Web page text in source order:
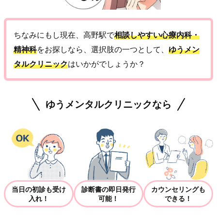
ちなみにもし現在、高野駅で相談しやすい心療内科・
精神科をお探しなら、選択肢の一つとして、 ゆうメン
タルクリニックはいかがでしょうか？
ゆうメンタルクリニックなら
当日の初診も受け
入れ！
診断書の即日発行
可能！
カウンセリングも
できる！